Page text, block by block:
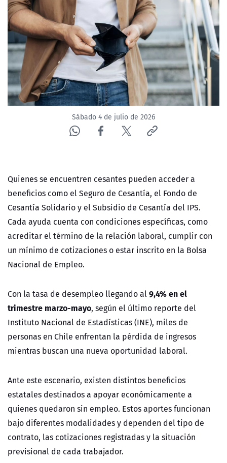
ACTUALIDAD Y TENDENCIAS
CORPORATIVO Y TRANSPARENCIA
CANAL DE DENUNCIAS
ÁREA DE PROYECTOS
Sábado 4 de julio de 2026
Quienes se encuentren cesantes pueden acceder a
beneficios como el Seguro de Cesantía, el Fondo de
Cesantía Solidario y el Subsidio de Cesantía del IPS.
Cada ayuda cuenta con condiciones específicas, como
acreditar el término de la relación laboral, cumplir con
un mínimo de cotizaciones o estar inscrito en la Bolsa
Nacional de Empleo.
Con la tasa de desempleo llegando al9,4% en el
trimestre marzo-mayo, según el último reporte del
Instituto Nacional de Estadísticas (INE), miles de
personas en Chile enfrentan la pérdida de ingresos
mientras buscan una nueva oportunidad laboral.
Ante este escenario, existen distintos beneficios
estatales destinados a apoyar económicamente a
quienes quedaron sin empleo. Estos aportes funcionan
bajo diferentes modalidades y dependen del tipo de
contrato, las cotizaciones registradas y la situación
previsional de cada trabajador.